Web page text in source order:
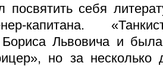
посвятить себя
капитана.
Львовича и
но за несколько